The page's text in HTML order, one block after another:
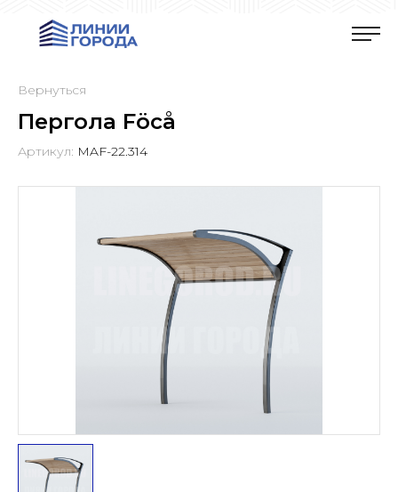
Вернуться
Пергола Föcå
Артикул: MAF-22.314